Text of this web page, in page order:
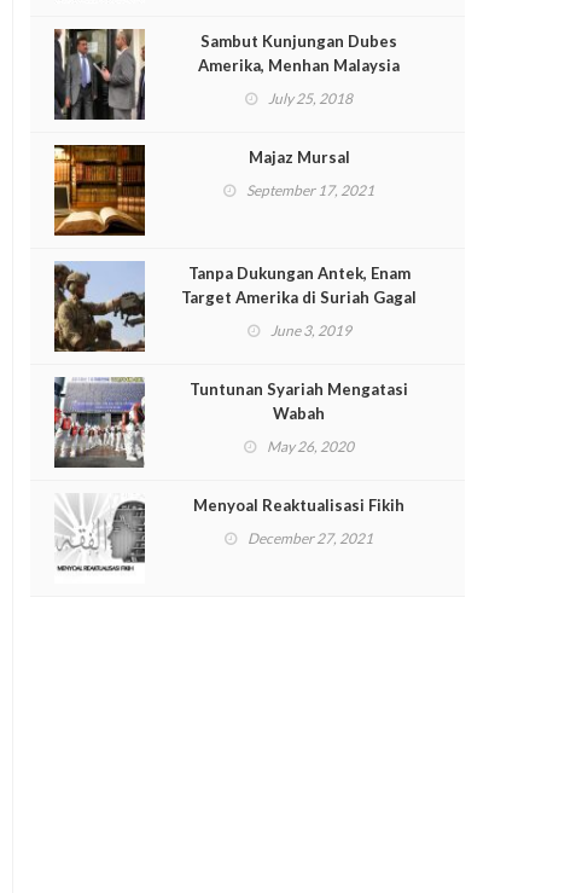
Sambut Kunjungan Dubes
Amerika, Menhan Malaysia
Dikecam
July 25, 2018
Majaz Mursal
September 17, 2021
Tanpa Dukungan Antek, Enam
Target Amerika di Suriah Gagal
June 3, 2019
Tuntunan Syariah Mengatasi
Wabah
May 26, 2020
Menyoal Reaktualisasi Fikih
December 27, 2021